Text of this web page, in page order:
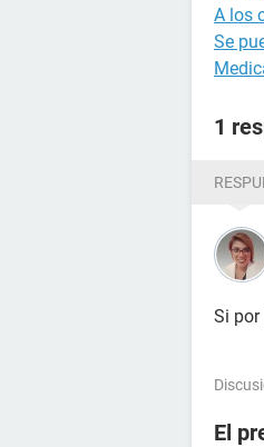
A los
Se
1
Si
El